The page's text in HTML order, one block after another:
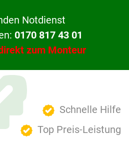
Notdienst
0170 817 43 01
zum Monteur
Schnelle Hilfe
Top Preis-Leistung